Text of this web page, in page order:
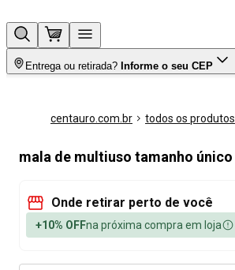
Entrega ou retirada? Informe o seu CEP
centauro.com.br todos os produtos
mala de multiuso tamanho único
Onde retirar perto de você
+10% OFFna próxima compra em loja